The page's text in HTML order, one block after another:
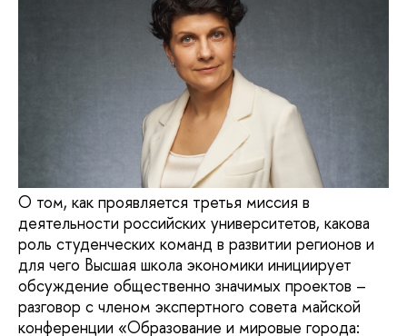
О том, как проявляется третья миссия в
деятельности российских университетов, какова
роль студенческих команд в развитии регионов и
для чего Высшая школа экономики инициирует
обсуждение общественно значимых проектов –
разговор с членом экспертного совета майской
конференции «Образование и мировые города: